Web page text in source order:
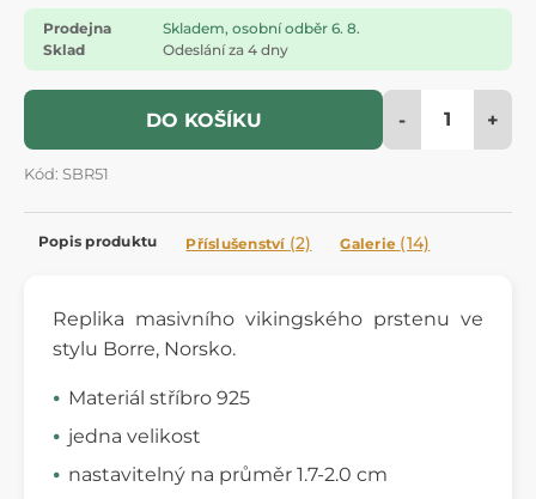
Prodejna
Skladem, osobní odběr 6. 8.
Sklad
Odeslání za 4 dny
DO KOŠÍKU - +
Kód: SBR51
Popis produktu Příslušenství (2) Galerie (14)
Replika masivního vikingského prstenu ve
stylu Borre, Norsko.
Materiál stříbro 925
jedna velikost
nastavitelný na průměr 1.7-2.0 cm